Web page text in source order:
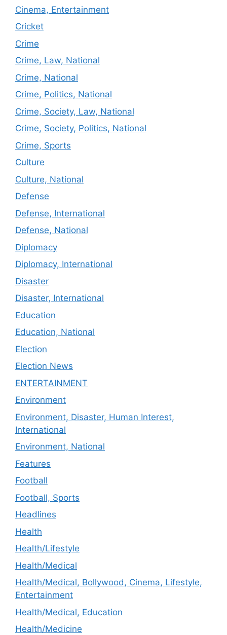
Cinema, Entertainment
Cricket
Crime
Crime, Law, National
Crime, National
Crime, Politics, National
Crime, Society, Law, National
Crime, Society, Politics, National
Crime, Sports
Culture
Culture, National
Defense
Defense, International
Defense, National
Diplomacy
Diplomacy, International
Disaster
Disaster, International
Education
Education, National
Election
Election News
ENTERTAINMENT
Environment
Environment, Disaster, Human Interest,
International
Environment, National
Features
Football
Football, Sports
Headlines
Health
Health/Lifestyle
Health/Medical
Health/Medical, Bollywood, Cinema, Lifestyle,
Entertainment
Health/Medical, Education
Health/Medicine